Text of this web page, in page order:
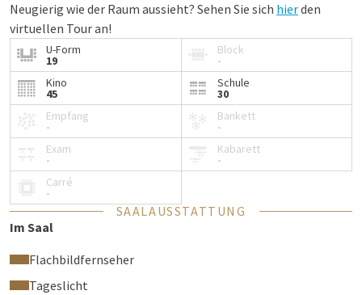
Neugierig wie der Raum aussieht? Sehen Sie sich hierden
virtuellen Tour an!
U-Form
19
Block
-
Kino
45
Schule
30
Empfang
-
Bankett
-
Exam
-
Kabarett
-
Carré
-
SAALAUSSTATTUNG
Im Saal
Flachbildfernseher
Tageslicht